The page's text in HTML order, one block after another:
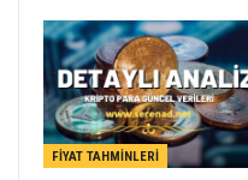
FIYAT TAHMINLERI